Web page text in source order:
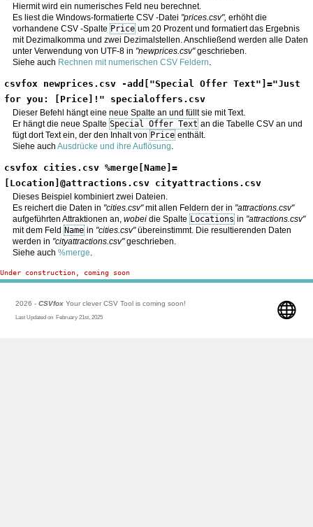
Hiermit wird ein numerisches Feld neu berechnet.
Es liest die Windows-formatierte CSV -Datei "prices.csv", erhöht die
vorhandene CSV -Spalte Price um 20 Prozent und formatiert das Ergebnis
mit Dezimalkomma und zwei Dezimalstellen. Anschließend werden alle Daten
unter Verwendung von UTF-8 in "newprices.csv"geschrieben.
Siehe auch Rechnen mit numerischen CSV Feldern
csvfox newprices.csv -add["Special Offer Text"]="Just
for you: [Price]!" specialoffers.csv
Dieser Befehl hängt eine neue Spalte an und füllt sie mit Text.
Er hängt die neue Spalte Special Offer Text an die Tabelle CSV an und
fügt dort Text ein, der den Inhalt von Price enthält.
Siehe auch Ausdrücke und ihre Auflösung
csvfox cities.csv %merge[Name]=
[Location]@attractions.csv cityattractions.csv
Dieses Beispiel kombiniert zwei Dateien.
Es reichert die Daten in "cities.csv"mit allen Feldern der in "attractions.csv"
aufgeführten Attraktionen an, wobei die Spalte Locations in "attractions.csv"
mit dem Feld Name in "cities.csv"übereinstimmt. Die resultierenden Daten
werden in "cityattractions.csv"geschrieben.
Siehe auch %merge
Under construction, coming soon
2026 -CSVfox Your clever CSV Tool is coming soon!
Last Updated on February 21st, 2025